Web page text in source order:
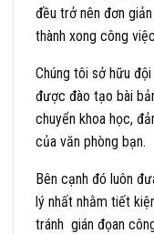
đều trở nên đơn
thành xong công
Chúng tôi sở hữu
được đào tạo bài
chuyển khoa học,
của văn phòng bạn.
Bên cạnh đó luôn
lý nhất nhằm tiết
tránh gián đọan